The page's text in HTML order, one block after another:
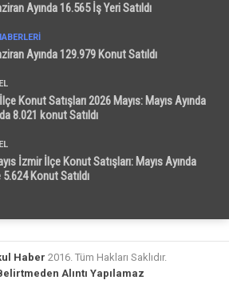
Ayında 16.565 İş Yeri Satıldı
Ayında 129.979 Konut Satıldı
Konut Satışları 2026 Mayıs: Mayıs Ayında
8.021 konut Satıldı
İzmir İlçe Konut Satışları: Mayıs Ayında
5.624 Konut Satıldı
Haber 2016. Tüm Hakları Saklıdır.
Alıntı Yapılamaz